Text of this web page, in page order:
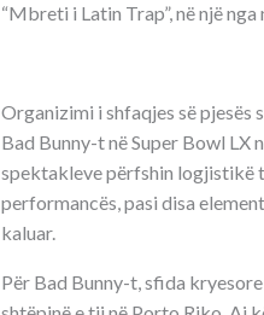
“Mbreti i Latin Trap”, në një
Organizimi i shfaqjes së pjesës
Bad Bunny-t në Super Bowl
spektakleve përfshin logjistikë
performancës, pasi disa
kaluar.
Për Bad Bunny-t, sfida